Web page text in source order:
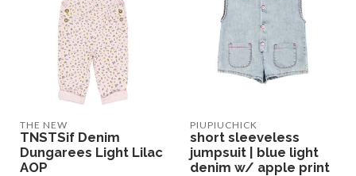
THE NEW
TNSTSif Denim
Dungarees Light Lilac
AOP
PIUPIUCHICK
short sleeveless
jumpsuit | blue light
denim w/ apple print